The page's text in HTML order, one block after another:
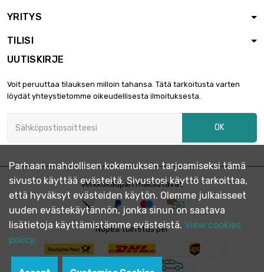
halkaisija : 2mm

pituus : 0.3 Meter
pituus : 0.4 Meter
halkaisija : 2mm
2,77 € 
halkaisija : 2mm
3,33 €
YRITYS
TILISI
UUTISKIRJE
Voit peruuttaa tilauksen milloin tahansa. Tätä tarkoitusta varten
löydät yhteystietomme oikeudellisesta ilmoituksesta.
OK
Verkkokaupan maksutavat
Nopea toimitus per
Parhaan mahdollisen kokemuksen tarjoamiseksi tämä
sivusto käyttää evästeitä. Sivustosi käyttö tarkoittaa,
että hyväksyt evästeiden käytön. Olemme julkaisseet
uuden evästekäytännön, jonka sinun on saatava
lisätietoja käyttämistämme evästeistä. View cookies
policy.